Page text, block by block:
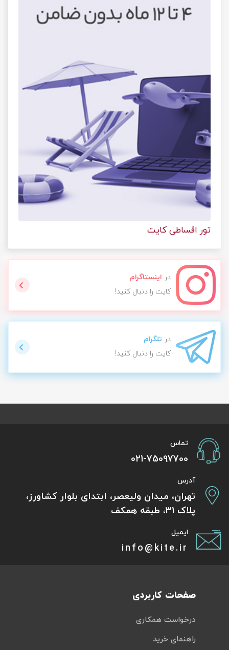
تور اقساطی کایت
در اینستاگرام
کایت را دنبال کنید!
در تلگرام
کایت را دنبال کنید!
تماس
021-75097700
آدرس
تهران، میدان ولیعصر، ابتدای بلوار کشاورز،
پلاک 31، طبقه همکف
ایمیل
info@kite.ir
صفحات کاربردی
درخواست همکاری
راهنمای خرید